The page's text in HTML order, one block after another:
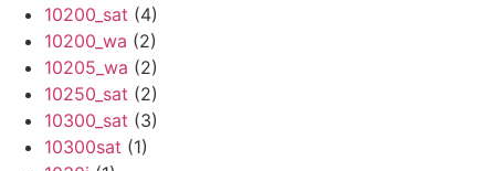
10200_sat (4)
10200_wa (2)
10205_wa (2)
10250_sat (2)
10300_sat (3)
10300sat (1)